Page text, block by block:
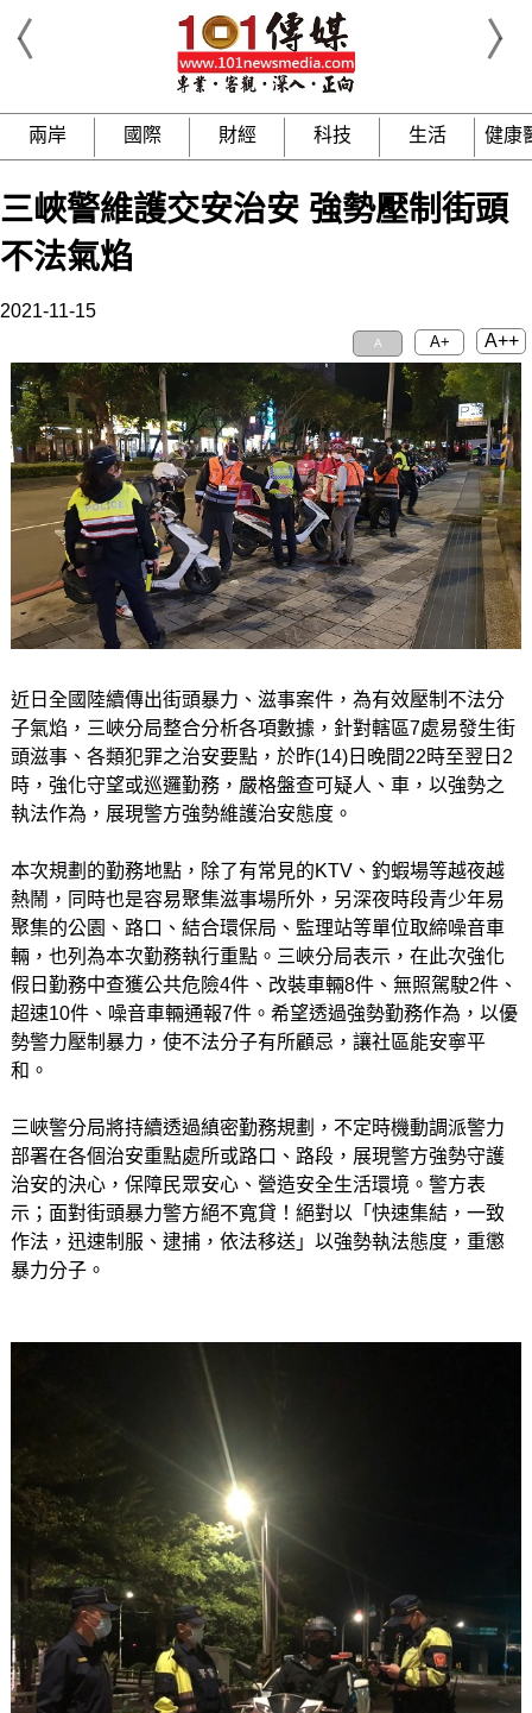
兩岸 國際 財經 科技 生活 健康
三峽警維護交安治安 強勢壓制街頭
不法氣焰
2021-11-15
A A+ A++
近日全國陸續傳出街頭暴力、滋事案件，為有效壓制不法分
子氣焰，三峽分局整合分析各項數據，針對轄區7處易發生街
頭滋事、各類犯罪之治安要點，於昨(14)日晚間22時至翌日2
時，強化守望或巡邏勤務，嚴格盤查可疑人、車，以強勢之
執法作為，展現警方強勢維護治安態度。
本次規劃的勤務地點，除了有常見的KTV、釣蝦場等越夜越
熱鬧，同時也是容易聚集滋事場所外，另深夜時段青少年易
聚集的公園、路口、結合環保局、監理站等單位取締噪音車
輛，也列為本次勤務執行重點。三峽分局表示，在此次強化
假日勤務中查獲公共危險4件、改裝車輛8件、無照駕駛2件、
超速10件、噪音車輛通報7件。希望透過強勢勤務作為，以優
勢警力壓制暴力，使不法分子有所顧忌，讓社區能安寧平
和。
三峽警分局將持續透過縝密勤務規劃，不定時機動調派警力
部署在各個治安重點處所或路口、路段，展現警方強勢守護
治安的決心，保障民眾安心、營造安全生活環境。警方表
示；面對街頭暴力警方絕不寬貸！絕對以「快速集結，一致
作法，迅速制服、逮捕，依法移送」以強勢執法態度，重懲
暴力分子。